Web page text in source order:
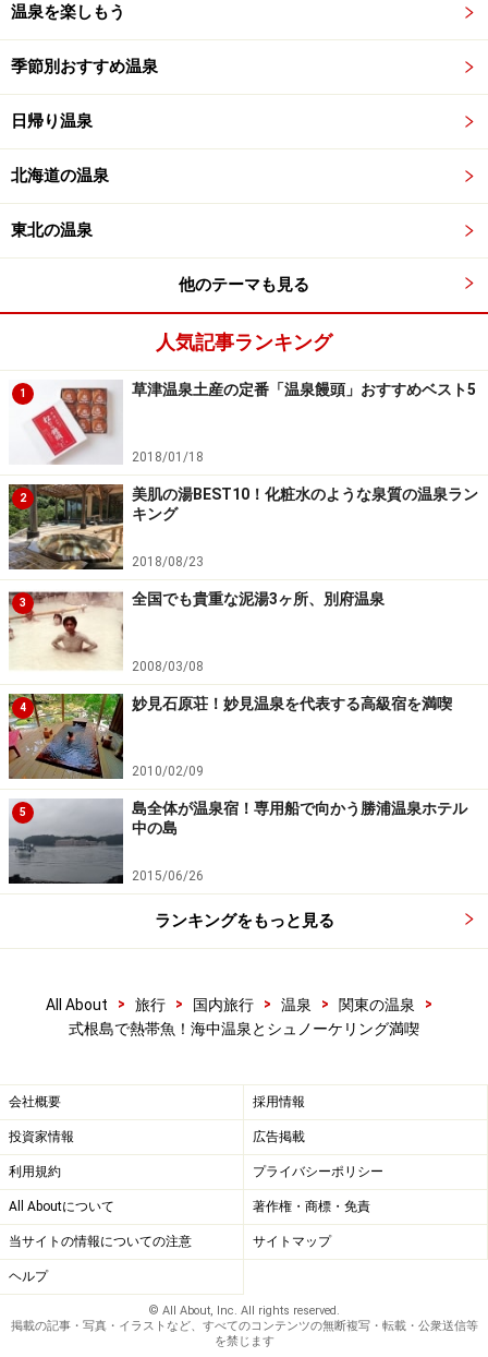
温泉を楽しもう
季節別おすすめ温泉
日帰り温泉
北海道の温泉
東北の温泉
他のテーマも見る
人気記事ランキング
1 草津温泉土産の定番「温泉饅頭」おすすめベスト5
2018/01/18
2
美肌の湯BEST10！化粧水のような泉質の温泉ラン
キング
2018/08/23
3 全国でも貴重な泥湯3ヶ所、別府温泉
2008/03/08
4 妙見石原荘！妙見温泉を代表する高級宿を満喫
2010/02/09
5
島全体が温泉宿！専用船で向かう勝浦温泉ホテル
中の島
2015/06/26
ランキングをもっと見る
All About > 旅行 > 国内旅行 > 温泉 > 関東の温泉
>
式根島で熱帯魚！海中温泉とシュノーケリング満喫
会社概要 採用情報
投資家情報 広告掲載
利用規約 プライバシーポリシー
All Aboutについて 著作権・商標・免責
当サイトの情報についての注意 サイトマップ
ヘルプ
© All About, Inc. All rights reserved.
掲載の記事・写真・イラストなど、すべてのコンテンツの無断複写・転載・公衆送信等
を禁じます